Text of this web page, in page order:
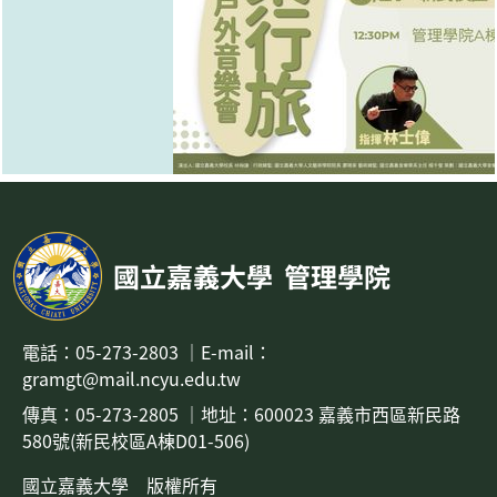
國立嘉義大學 管理學院
電話： 05-273-2803 ｜ E-mail：
gramgt@mail.ncyu.edu.tw
傳真：05-273-2805 ｜地址： 600023 嘉義市西區新民路
580號(新民校區A棟D01-506)
國立嘉義大學 版權所有